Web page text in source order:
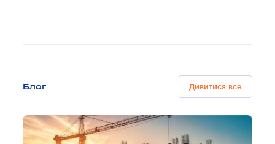
Блог Дивитися все